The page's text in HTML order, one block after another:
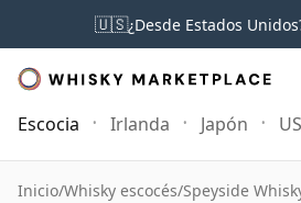
🇺🇸¿Desde Estados
Escocia Irlanda Japón
Inicio/Whisky escocés/Speyside